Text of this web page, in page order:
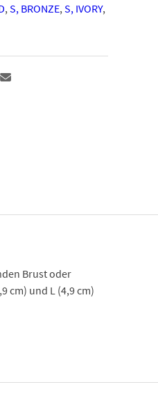
, S, BRONZE, S, IVORY,
Brust oder
cm) und L (4,9 cm)